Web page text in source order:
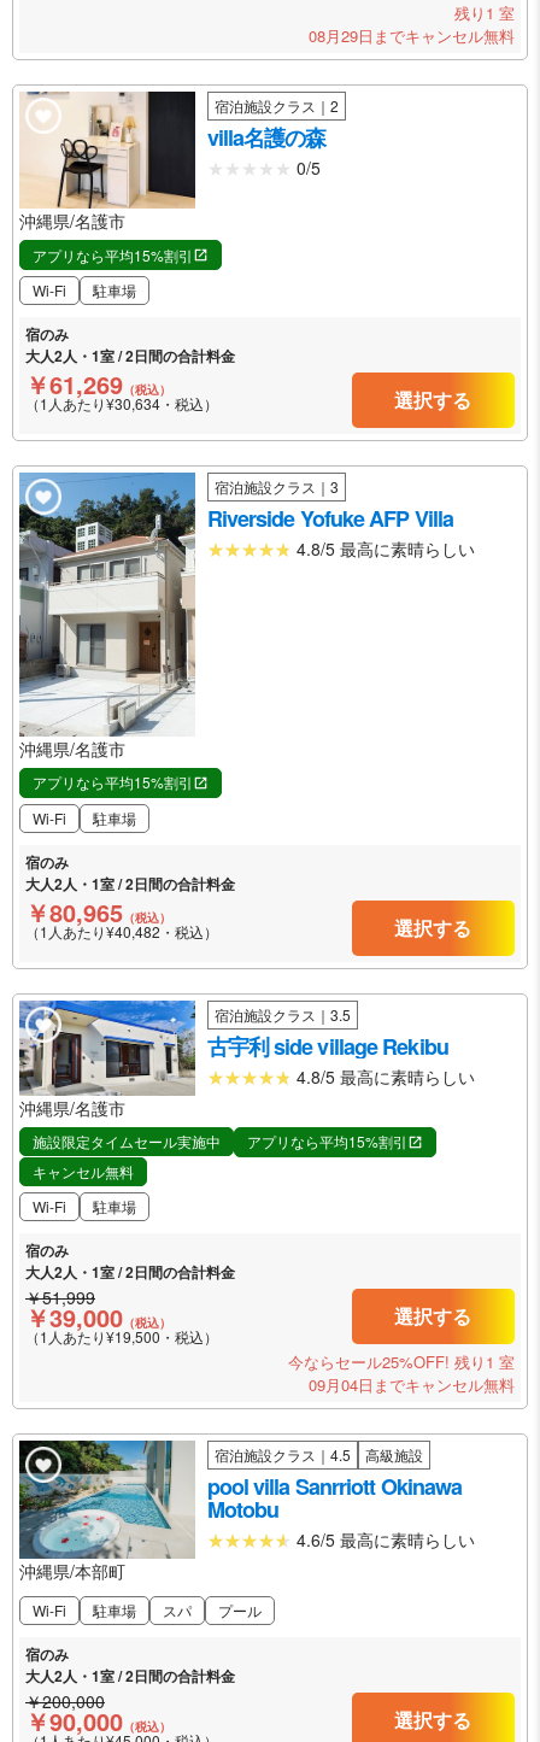
残り1 室
08月29日までキャンセル無料
宿泊施設クラス｜2
villa名護の森
0/5
沖縄県/名護市
アプリなら平均15%割引
Wi-Fi
駐車場
宿のみ
大人2人・1室 / 2日間の合計料金
￥61,269 （税込）
（1人あたり¥30,634・税込） 選択する
宿泊施設クラス｜3
Riverside Yofuke AFP Villa
4.8/5 最高に素晴らしい
沖縄県/名護市
アプリなら平均15%割引
Wi-Fi
駐車場
宿のみ
大人2人・1室 / 2日間の合計料金
￥80,965 （税込）
（1人あたり¥40,482・税込） 選択する
宿泊施設クラス｜3.5
古宇利 side village Rekibu
4.8/5 最高に素晴らしい
沖縄県/名護市
施設限定タイムセール実施中
アプリなら平均15%割引
キャンセル無料
Wi-Fi
駐車場
宿のみ
大人2人・1室 / 2日間の合計料金
￥51,999
￥39,000 （税込）
（1人あたり¥19,500・税込）
選択する
今ならセール25%OFF! 残り1 室
09月04日までキャンセル無料
宿泊施設クラス｜4.5 高級施設
pool villa Sanrriott Okinawa
Motobu
4.6/5 最高に素晴らしい
沖縄県/本部町
Wi-Fi 駐車場 スパ プール
宿のみ
大人2人・1室 / 2日間の合計料金
￥200,000
￥90,000 （税込） 選択する